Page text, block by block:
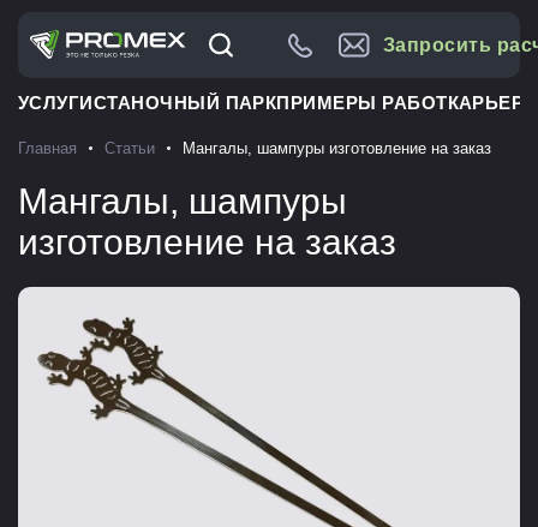
Запросить
УСЛУГИСТАНОЧНЫЙ ПАРКПРИМЕРЫ РАБОТКАРЬЕРА
Главная Статьи Мангалы, шампуры изготовление на заказ
Мангалы, шампуры
изготовление на заказ